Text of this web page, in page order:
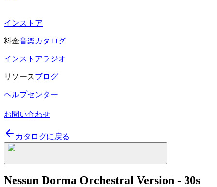
インストア
料金音楽カタログ
インストアラジオ
リソースブログ
ヘルプセンター
お問い合わせ
カタログに戻る
Nessun Dorma Orchestral Version - 30s